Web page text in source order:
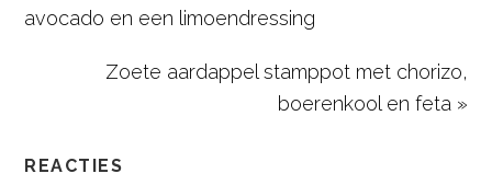
avocado en een limoendressing
Zoete aardappel stamppot met chorizo,
boerenkool en feta »
REACTIES